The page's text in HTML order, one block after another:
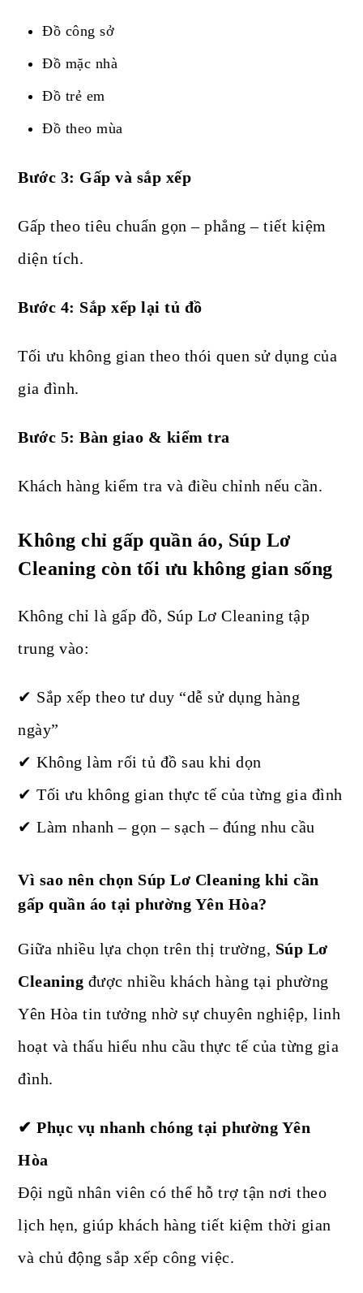
Đồ công sở
Đồ mặc nhà
Đồ trẻ em
Đồ theo mùa
Bước 3: Gấp và sắp xếp
Gấp theo tiêu chuẩn gọn – phẳng – tiết kiệm
diện tích.
Bước 4: Sắp xếp lại tủ đồ
Tối ưu không gian theo thói quen sử dụng của
gia đình.
Bước 5: Bàn giao & kiểm tra
Khách hàng kiểm tra và điều chỉnh nếu cần.
Không chỉ gấp quần áo, Súp Lơ
Cleaning còn tối ưu không gian sống
Không chỉ là gấp đồ, Súp Lơ Cleaning tập
trung vào:
✔ Sắp xếp theo tư duy “dễ sử dụng hàng
ngày”
✔ Không làm rối tủ đồ sau khi dọn
✔ Tối ưu không gian thực tế của từng gia đình
✔ Làm nhanh – gọn – sạch – đúng nhu cầu
Vì sao nên chọn Súp Lơ Cleaning khi cần
gấp quần áo tại phường Yên Hòa?
Giữa nhiều lựa chọn trên thị trường, Súp Lơ
Cleaning được nhiều khách hàng tại phường
Yên Hòa tin tưởng nhờ sự chuyên nghiệp, linh
hoạt và thấu hiểu nhu cầu thực tế của từng gia
đình.
✔ Phục vụ nhanh chóng tại phường Yên
Hòa
Đội ngũ nhân viên có thể hỗ trợ tận nơi theo
lịch hẹn, giúp khách hàng tiết kiệm thời gian
và chủ động sắp xếp công việc.